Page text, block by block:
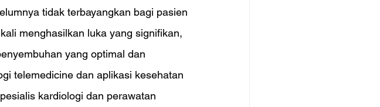
tidak terbayangkan bagi pasien
menghasilkan luka yang signifikan,
yang optimal dan
telemedicine dan aplikasi kesehatan
kardiologi dan perawatan